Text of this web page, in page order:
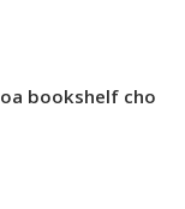
bookshelf cho